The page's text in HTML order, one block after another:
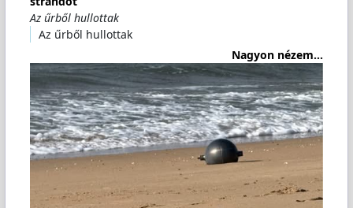
Az űrből hullottak
Az űrből hullottak
Nagyon nézem...